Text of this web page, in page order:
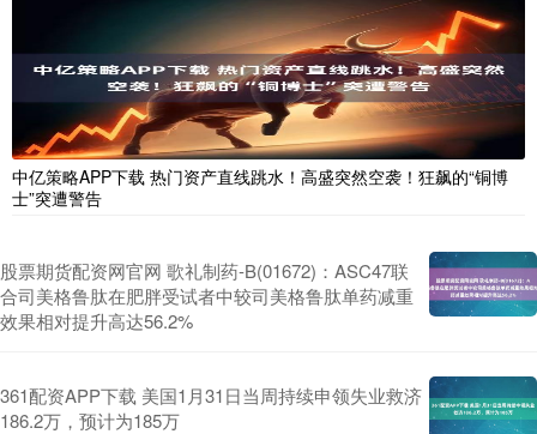
中亿策略APP下载 热门资产直线跳水！高盛突然空袭！狂飙的“铜博
士”突遭警告
股票期货配资网官网 歌礼制药-B(01672)：ASC47联
合司美格鲁肽在肥胖受试者中较司美格鲁肽单药减重
效果相对提升高达56.2%
361配资APP下载 美国1月31日当周持续申领失业救济
186.2万，预计为185万